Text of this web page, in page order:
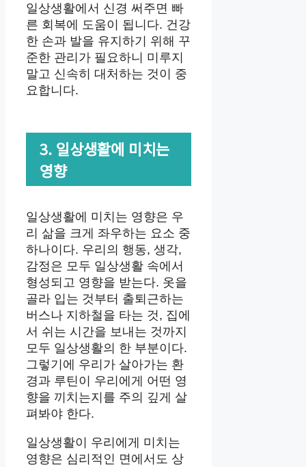
일상생활에서 신경 써주면 빠
른 회복에 도움이 됩니다. 건강
한 손과 발을 유지하기 위해 꾸
준한 관리가 필요하니 미루지
말고 신속히 대처하는 것이 중
요합니다.
3. 일상생활에 미치는
영향
일상생활에 미치는 영향은 우
리 삶을 크게 좌우하는 요소 중
하나이다. 우리의 행동, 생각,
감정은 모두 일상생활 속에서
형성되고 영향을 받는다. 옷을
골라 입는 것부터 출퇴근하는
버스나 지하철을 타는 것, 집에
서 쉬는 시간을 보내는 것까지
모두 일상생활의 한 부분이다.
그렇기에 우리가 살아가는 환
경과 루틴이 우리에게 어떤 영
향을 끼치는지를 주의 깊게 살
펴봐야 한다.
일상생활이 우리에게 미치는
영향은 심리적인 면에서도 상